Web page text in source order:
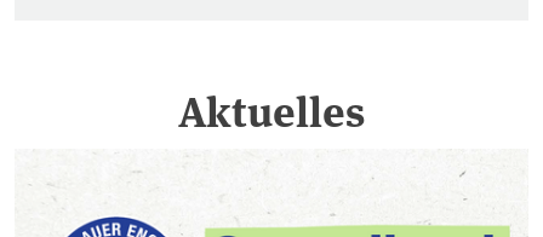
Aktuelles